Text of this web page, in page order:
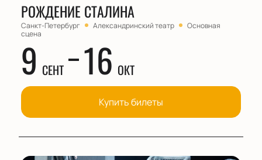
РОЖДЕНИЕ СТАЛИНА
Санкт-Петербург Александринский театр
Основная
сцена
9 СЕНТ 16 ОКТ
Купить билеты